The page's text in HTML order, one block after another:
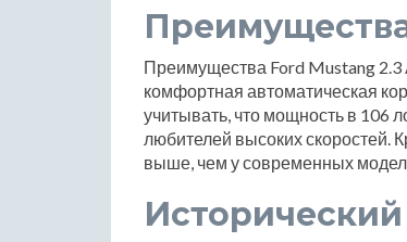
Преимущества Ford Mustang 2.3
комфортная автоматическая
учитывать, что мощность в 106
любителей высоких скоростей.
выше, чем у современных